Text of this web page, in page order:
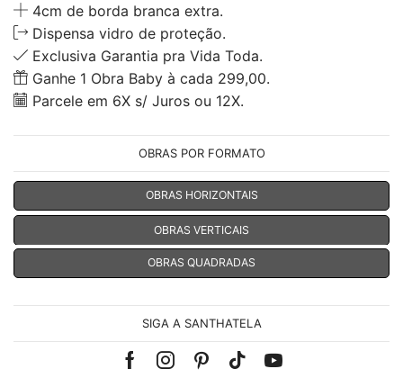
4cm de borda branca extra.
Dispensa vidro de proteção.
Exclusiva Garantia pra Vida Toda.
Ganhe 1 Obra Baby à cada 299,00.
Parcele em 6X s/ Juros ou 12X.
OBRAS POR FORMATO
OBRAS HORIZONTAIS
OBRAS VERTICAIS
OBRAS QUADRADAS
SIGA A SANTHATELA
FacebookInstagramPinterest
Tik-Youtube